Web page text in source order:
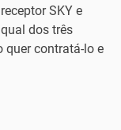
SKY e
dos três
quer contratá-lo e